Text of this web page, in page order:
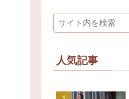
人気記事